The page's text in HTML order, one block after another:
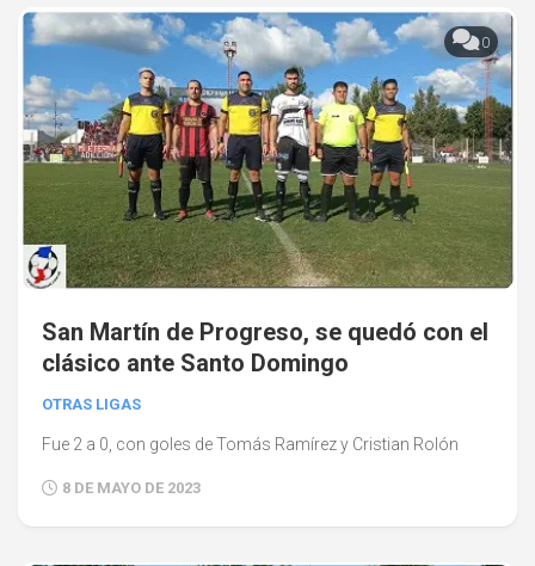
0
San Martín de Progreso, se quedó con el
clásico ante Santo Domingo
OTRAS LIGAS
Fue 2 a 0, con goles de Tomás Ramírez y Cristian Rolón
8 DE MAYO DE 2023